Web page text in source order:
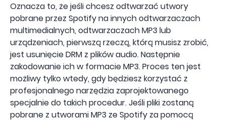
Oznacza to, że jeśli chcesz odtwarzać utwory
pobrane przez Spotify na innych odtwarzaczach
multimedialnych, odtwarzaczach MP3 lub
urządzeniach, pierwszą rzeczą, którą musisz zrobić,
jest usunięcie DRM z plików audio. Następnie
zakodowanie ich w formacie MP3. Proces ten jest
możliwy tylko wtedy, gdy będziesz korzystać z
profesjonalnego narzędzia zaprojektowanego
specjalnie do takich procedur. Jeśli pliki zostaną
pobrane z utworami MP3 ze Spotify za pomocą